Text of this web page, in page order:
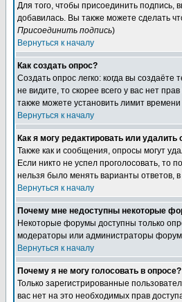
Для того, чтобы присоединить подпись,
добавилась. Вы также можете сделать
Присоединить подпись)
Вернуться к началу
Как создать опрос?
Создать опрос легко: когда вы
не видите, то скорее всего у вас нет
также можете установить лимит
Вернуться к началу
Как я могу редактировать или удалить
Также как и сообщения, опросы могут
Если никто не успел проголосовать, то
нельзя было менять варианты ответов,
Вернуться к началу
Почему мне недоступны некоторые
Некоторые форумы доступны только
модераторы или администраторы
Вернуться к началу
Почему я не могу голосовать в опросе?
Только зарегистрированные
вас нет на это необходимых прав